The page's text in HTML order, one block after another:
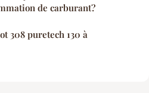
de carburant?
308 puretech 130 à